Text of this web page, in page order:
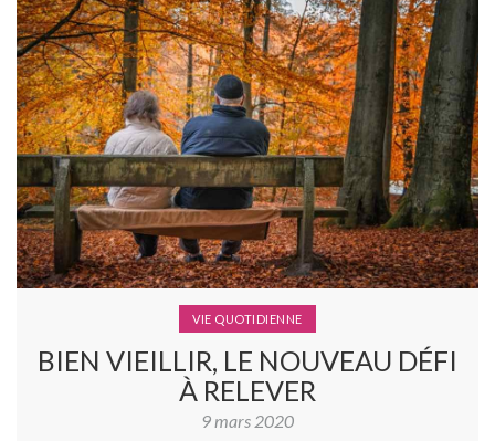
VIE QUOTIDIENNE
BIEN VIEILLIR, LE NOUVEAU DÉFI
À RELEVER
9 mars 2020